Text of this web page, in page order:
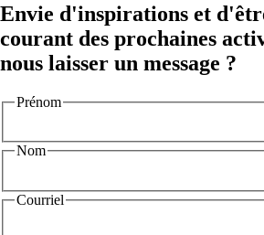
Envie d'inspirations et
courant des prochaines
nous laisser un message ?
Prénom
Nom
Courriel